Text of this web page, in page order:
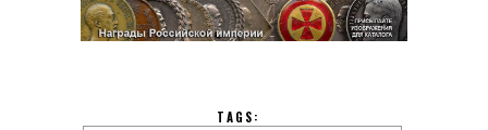
TAGS: